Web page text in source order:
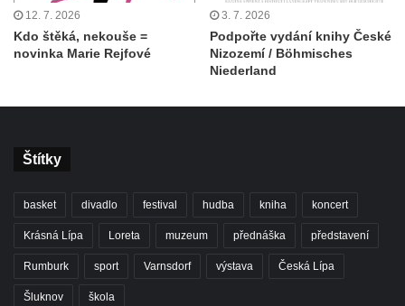
12. 7. 2026
Kdo štěká, nekouše =
novinka Marie Rejfové
3. 7. 2026
Podpořte vydání knihy České
Nizozemí / Böhmisches
Niederland
Štítky
basket divadlo festival hudba kniha koncert
Krásná Lípa Loreta muzeum přednáška představení
Rumburk sport Varnsdorf výstava Česká Lípa
Šluknov škola